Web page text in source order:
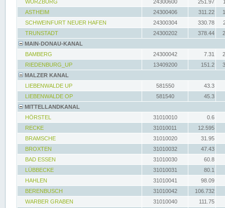
WÜRZBURG 24300600 251.97
ASTHEIM
24300406 311.22
SCHWEINFURT NEUER HAFEN
24300304 330.78
TRUNSTADT
24300202 378.44
MAIN-DONAU-KANAL
BAMBERG
24300042 7.31
RIEDENBURG_UP
13409200 151.2
MALZER KANAL
LIEBENWALDE UP
581550
43.3
LIEBENWALDE OP
581540
45.3
MITTELLANDKANAL
HÖRSTEL
31010010
0.6
RECKE
31010011
12.595
BRAMSCHE
31010020
31.95
BROXTEN
31010032
47.43
BAD ESSEN
31010030
60.8
LÜBBECKE
31010031
80.1
HAHLEN
31010041
98.09
BERENBUSCH
31010042
106.732
WARBER GRABEN
31010040
111.75